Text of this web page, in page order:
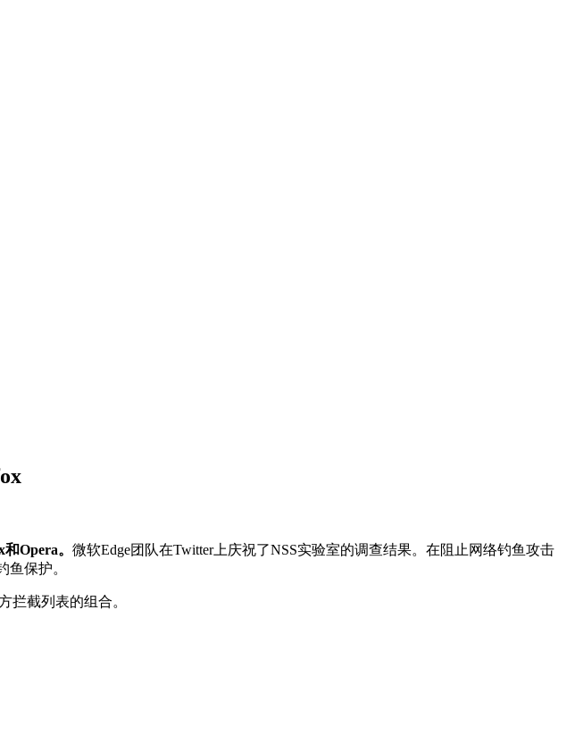
Opera。 微软Edge团队在Twitter上庆祝了NSS实验室的调查结果。在阻止网络钓鱼攻击
鱼保护。
拦截列表的组合。